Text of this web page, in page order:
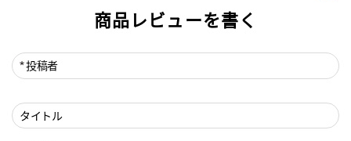
商品レビューを書く
投稿者
タイトル